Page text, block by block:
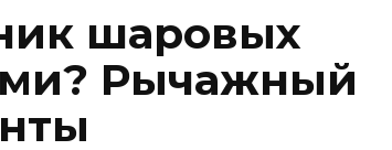
шаровых
Рычажный